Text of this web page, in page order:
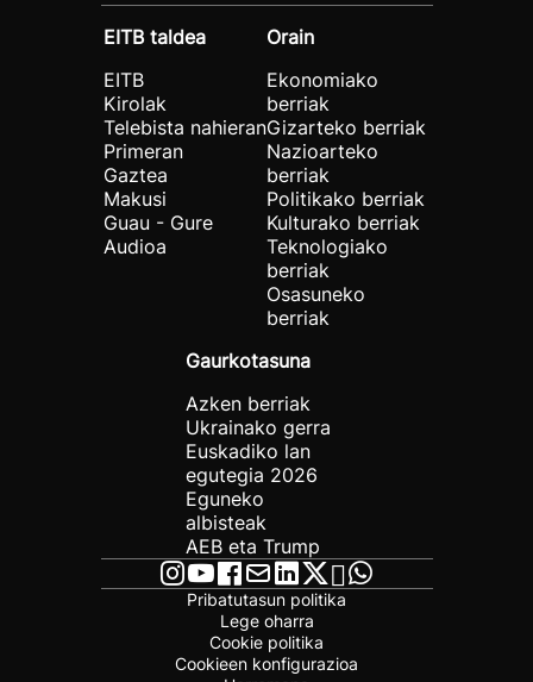
EITB taldea
EITB
Kirolak
Telebista nahieran
Primeran
Gaztea
Makusi
Guau - Gure
Audioa
Orain
Ekonomiako
berriak
Gizarteko berriak
Nazioarteko
berriak
Politikako berriak
Kulturako berriak
Teknologiako
berriak
Osasuneko
berriak
Gaurkotasuna
Azken berriak
Ukrainako gerra
Euskadiko lan
egutegia 2026
Eguneko
albisteak
AEB eta Trump
Pribatutasun politika
Lege oharra
Cookie politika
Cookieen konfigurazioa